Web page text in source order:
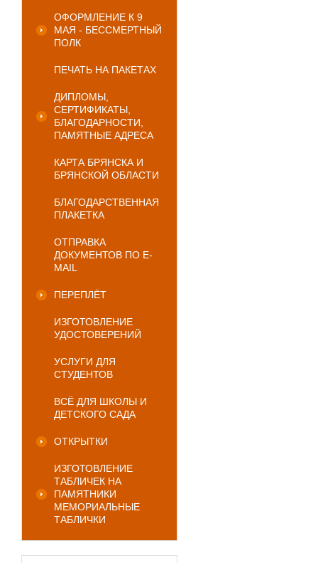
ОФОРМЛЕНИЕ К 9
МАЯ - БЕССМЕРТНЫЙ
ПОЛК
ПЕЧАТЬ НА ПАКЕТАХ
ДИПЛОМЫ,
СЕРТИФИКАТЫ,
БЛАГОДАРНОСТИ,
ПАМЯТНЫЕ АДРЕСА
КАРТА БРЯНСКА И
БРЯНСКОЙ ОБЛАСТИ
БЛАГОДАРСТВЕННАЯ
ПЛАКЕТКА
ОТПРАВКА
ДОКУМЕНТОВ ПО E-
MAIL
ПЕРЕПЛЁТ
ИЗГОТОВЛЕНИЕ
УДОСТОВЕРЕНИЙ
УСЛУГИ ДЛЯ
СТУДЕНТОВ
ВСЁ ДЛЯ ШКОЛЫ И
ДЕТСКОГО САДА
ОТКРЫТКИ
ИЗГОТОВЛЕНИЕ
ТАБЛИЧЕК НА
ПАМЯТНИКИ
МЕМОРИАЛЬНЫЕ
ТАБЛИЧКИ